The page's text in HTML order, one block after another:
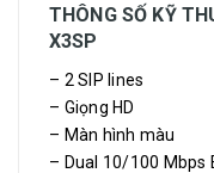
THÔNG SỐ KỸ
X3SP
– 2 SIP lines
– Giọng HD
– Màn hình màu
– Dual 10/100 Mbps